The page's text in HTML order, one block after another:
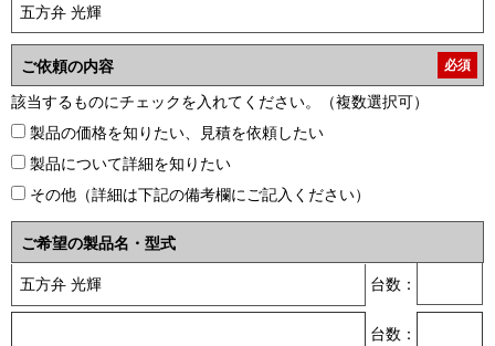
ご依頼の内容 必須
該当するものにチェックを入れてください。（複数選択可）
製品の価格を知りたい、見積を依頼したい
製品について詳細を知りたい
その他（詳細は下記の備考欄にご記入ください）
ご希望の製品名・型式
台数：
台数：